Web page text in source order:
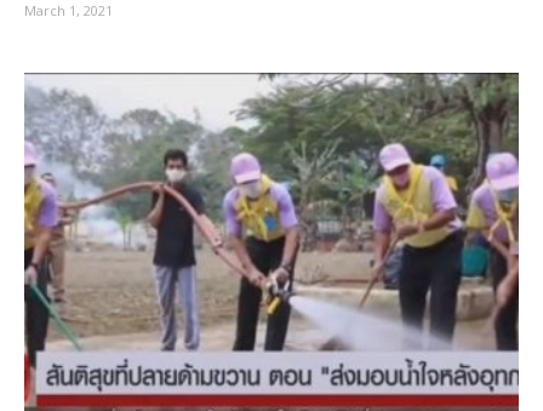
March 1, 2021